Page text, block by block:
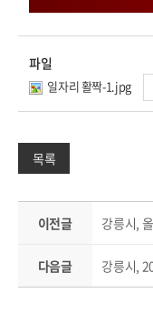
파일
일자리 활짝-1.jpg
목록
이전글 강릉시,
다음글